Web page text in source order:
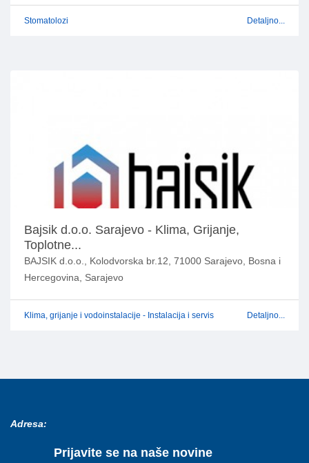
Stomatolozi Detaljno...
Bajsik d.o.o. Sarajevo - Klima, Grijanje,
Toplotne...
BAJSIK d.o.o., Kolodvorska br.12, 71000 Sarajevo, Bosna i
Hercegovina, Sarajevo
Klima, grijanje i vodoinstalacije - Instalacija i servis Detaljno...
Adresa:
Prijavite se na naše novine